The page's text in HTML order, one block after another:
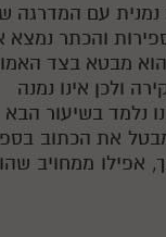
ולכן אינו נמנה
מבטל את הכתוב
אפילו ממחויב